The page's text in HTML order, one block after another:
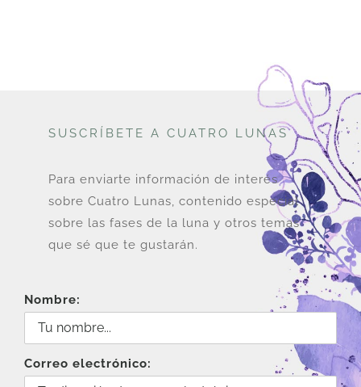
SUSCRÍBETE A CUATRO LUNAS
Para enviarte información de interés
sobre Cuatro Lunas, contenido especial
sobre las fases de la luna y otros temas
que sé que te gustarán.
Nombre:
Correo electrónico: